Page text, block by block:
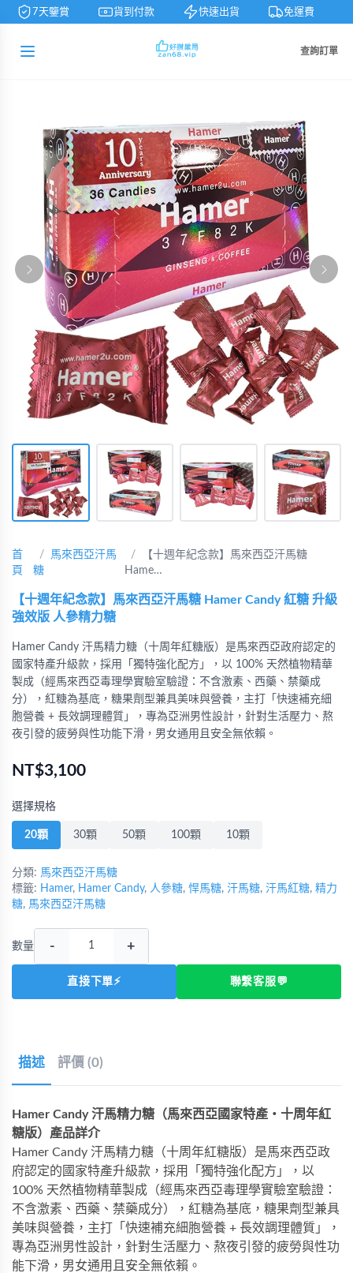
7天鑒賞 貨到付款 快速出貨 免運費
查詢訂單
首
頁
馬來西亞汗馬
糖
【十週年紀念款】馬來西亞汗馬糖
Hame…
【十週年紀念款】馬來西亞汗馬糖 Hamer Candy 紅糖 升級
強效版 人參精力糖
Hamer Candy 汗馬精力糖（十周年紅糖版）是馬來西亞政府認定的
國家特產升級款，採用「獨特強化配方」，以 100% 天然植物精華
製成（經馬來西亞毒理學實驗室驗證：不含激素、西藥、禁藥成
分），紅糖為基底，糖果劑型兼具美味與營養，主打「快速補充細
胞營養 + 長效調理體質」，專為亞洲男性設計，針對生活壓力、熬
夜引發的疲勞與性功能下滑，男女通用且安全無依賴。
NT$3,100
選擇規格
20顆 30顆 50顆 100顆 10顆
分類: 馬來西亞汗馬糖
標籤: Hamer, Hamer Candy, 人參糖, 悍馬糖, 汗馬糖, 汗馬紅糖, 精力
糖, 馬來西亞汗馬糖
數量 - +
直接下單⚡ 聯繫客服💬
描述 評價 (0)
Hamer Candy 汗馬精力糖（馬來西亞國家特產・十周年紅
糖版）產品詳介
Hamer Candy 汗馬精力糖（十周年紅糖版）是馬來西亞政
府認定的國家特產升級款，採用「獨特強化配方」，以
100% 天然植物精華製成（經馬來西亞毒理學實驗室驗證：
不含激素、西藥、禁藥成分），紅糖為基底，糖果劑型兼具
美味與營養，主打「快速補充細胞營養 + 長效調理體質」，
專為亞洲男性設計，針對生活壓力、熬夜引發的疲勞與性功
能下滑，男女通用且安全無依賴。